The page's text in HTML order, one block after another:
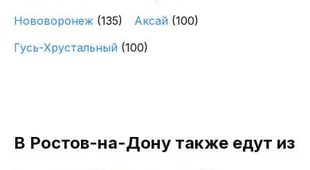
Нововоронеж (135) Аксай (100)
Гусь-Хрустальный (100)
В Ростов-на-Дону также едут из